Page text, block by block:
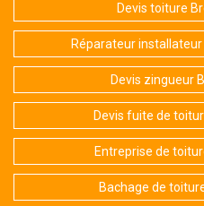
Devis toiture
Réparateur
Devis zingueur
Devis fuite de
Entreprise de
Bachage de